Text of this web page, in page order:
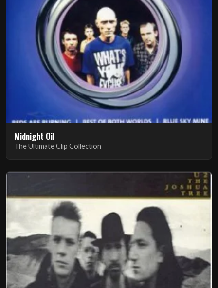
Midnight Oil
The Ultimate Clip Collection